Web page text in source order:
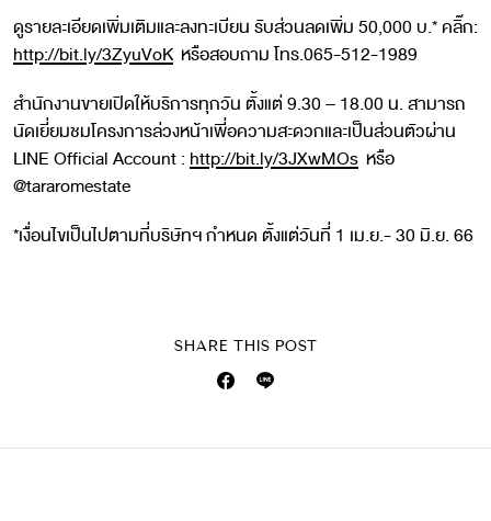
ดูรายละเอียดเพิ่มเติมและลงทะเบียน รับส่วนลดเพิ่ม 50,000 บ.* คลิ๊ก:
http://bit.ly/3ZyuVoKหรือสอบถาม โทร.065-512-1989
สำนักงานขายเปิดให้บริการทุกวัน ตั้งแต่ 9.30 – 18.00 น. สามารถ
นัดเยี่ยมชมโครงการล่วงหน้าเพี่อความสะดวกและเป็นส่วนตัวผ่าน
LINE Official Account : http://bit.ly/3JXwMOs หรือ
@tararomestate
*เงื่อนไขเป็นไปตามที่บริษัทฯ กำหนด ตั้งแต่วันที่ 1 เม.ย.- 30 มิ.ย. 66
SHARE THIS POST